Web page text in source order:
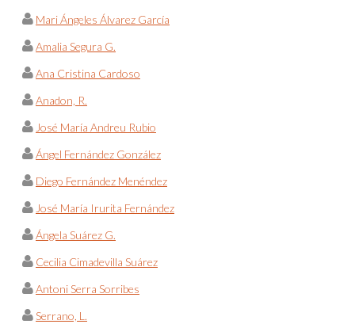
Mari Ángeles Álvarez García
Amalia Segura G.
Ana Cristina Cardoso
Anadon, R.
José María Andreu Rubio
Ángel Fernández González
Diego Fernández Menéndez
José María Irurita Fernández
Ángela Suárez G.
Cecilia Cimadevilla Suárez
Antoni Serra Sorribes
Serrano, L.